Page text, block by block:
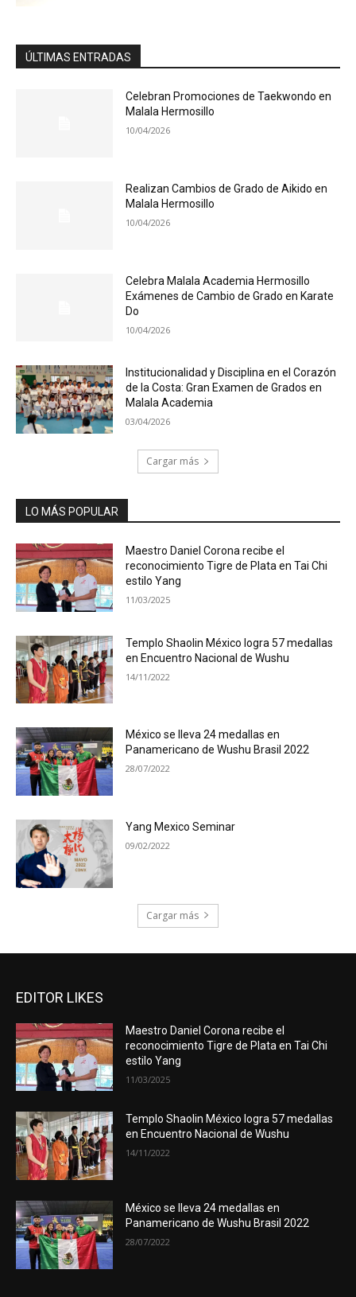
ÚLTIMAS ENTRADAS
Celebran Promociones de Taekwondo en
Malala Hermosillo
10/04/2026
Realizan Cambios de Grado de Aikido en
Malala Hermosillo
10/04/2026
Celebra Malala Academia Hermosillo
Exámenes de Cambio de Grado en Karate
Do
10/04/2026
Institucionalidad y Disciplina en el Corazón
de la Costa: Gran Examen de Grados en
Malala Academia
03/04/2026
Cargar más
LO MÁS POPULAR
Maestro Daniel Corona recibe el
reconocimiento Tigre de Plata en Tai Chi
estilo Yang
11/03/2025
Templo Shaolin México logra 57 medallas
en Encuentro Nacional de Wushu
14/11/2022
México se lleva 24 medallas en
Panamericano de Wushu Brasil 2022
28/07/2022
Yang Mexico Seminar
09/02/2022
Cargar más
EDITOR LIKES
Maestro Daniel Corona recibe el
reconocimiento Tigre de Plata en Tai Chi
estilo Yang
11/03/2025
Templo Shaolin México logra 57 medallas
en Encuentro Nacional de Wushu
14/11/2022
México se lleva 24 medallas en
Panamericano de Wushu Brasil 2022
28/07/2022